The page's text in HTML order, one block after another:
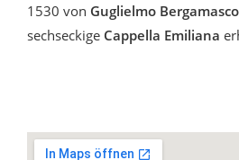
1530 von Guglielmo Bergamasco
sechseckige Cappella Emiliana